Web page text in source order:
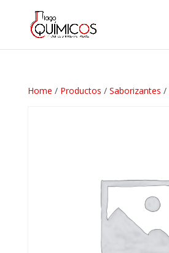
Home / Productos / Saborizantes /